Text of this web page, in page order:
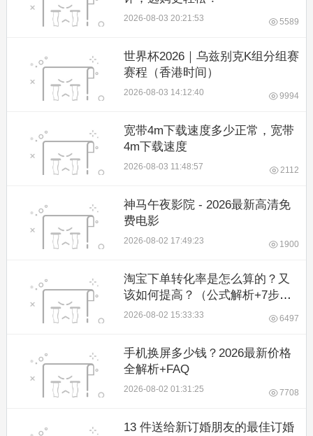
2026-08-03 20:21:53 5589
世界杯2026｜乌兹别克K组分组赛
赛程（香港时间）
2026-08-03 14:12:40 9994
宽带4m下载速度多少正常，宽带
4m下载速度
2026-08-03 11:48:57 2112
神马午夜影院 - 2026最新高清免
费电影
2026-08-02 17:49:23 1900
淘宝下单转化率是怎么算的？又
该如何提高？（公式解析+7步实
操指南） – 店托易
2026-08-02 15:33:33 6497
手机换屏多少钱？2026最新价格
全解析+FAQ
2026-08-02 01:31:25 7708
13 件送给新订婚朋友的最佳订婚